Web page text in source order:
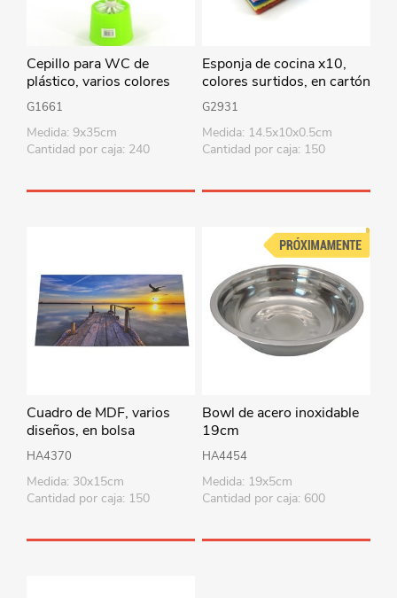
Cepillo para WC de
plástico, varios colores
G1661
Medida: 9x35cm
Cantidad por caja: 240
Esponja de cocina x10,
colores surtidos, en cartón
G2931
Medida: 14.5x10x0.5cm
Cantidad por caja: 150
Cuadro de MDF, varios
diseños, en bolsa
HA4370
Medida: 30x15cm
Cantidad por caja: 150
Bowl de acero inoxidable
19cm
HA4454
Medida: 19x5cm
Cantidad por caja: 600